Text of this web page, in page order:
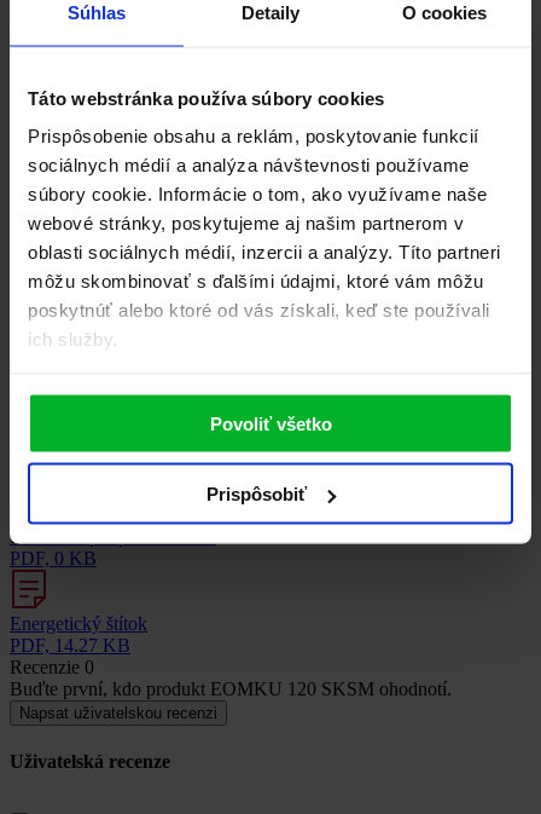
Súhlas Detaily O cookies
Táto webstránka používa súbory cookies
Prispôsobenie obsahu a reklám, poskytovanie funkcií
sociálnych médií a analýza návštevnosti používame
súbory cookie. Informácie o tom, ako využívame naše
webové stránky, poskytujeme aj našim partnerom v
oblasti sociálnych médií, inzercii a analýzy. Títo partneri
môžu skombinovať s ďalšími údajmi, ktoré vám môžu
poskytnúť alebo ktoré od vás získali, keď ste používali
ich služby.
Povoliť všetko
Prispôsobiť
Příslušenství k dokoupení
K produktu EOMKU 120 SKSM není žádné příslušenství k
dokoupení.
Súbory na stiahnutie
Dokumenty k stiahnutiu
Technické parametre
PDF, 0 KB
Inštrukcie pre používanie...
PDF, 0 KB
Energetický štítok
PDF, 14.27 KB
Recenzie 0
Buďte první, kdo produkt EOMKU 120 SKSM ohodnotí.
Napsat uživatelskou recenzi
Uživatelská recenze